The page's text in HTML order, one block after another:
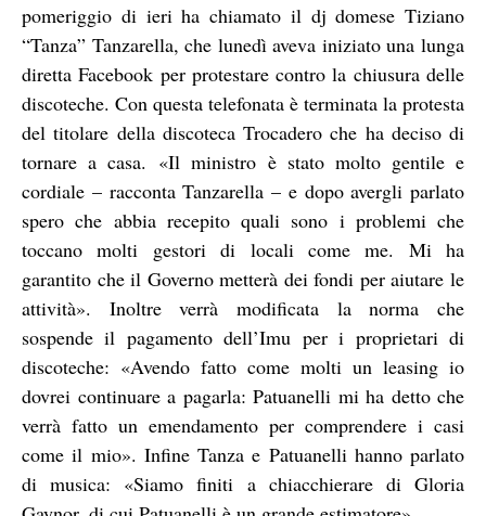
pomeriggio di ieri ha chiamato il dj domese Tiziano
“Tanza” Tanzarella, che lunedì aveva iniziato una lunga
diretta Facebook per protestare contro la chiusura delle
discoteche. Con questa telefonata è terminata la protesta
del titolare della discoteca Trocadero che ha deciso di
tornare a casa. «Il ministro è stato molto gentile e
cordiale – racconta Tanzarella – e dopo avergli parlato
spero che abbia recepito quali sono i problemi che
toccano molti gestori di locali come me. Mi ha
garantito che il Governo metterà dei fondi per aiutare le
attività». Inoltre verrà modificata la norma che
sospende il pagamento dell’Imu per i proprietari di
discoteche: «Avendo fatto come molti un leasing io
dovrei continuare a pagarla: Patuanelli mi ha detto che
verrà fatto un emendamento per comprendere i casi
come il mio». Infine Tanza e Patuanelli hanno parlato
di musica: «Siamo finiti a chiacchierare di Gloria